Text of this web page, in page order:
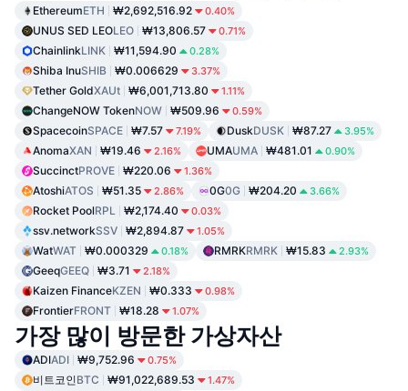
EthereumETH ₩2,692,516.92 0.40%
UNUS SED LEOLEO ₩13,806.57 0.71%
ChainlinkLINK ₩11,594.90 0.28%
Shiba InuSHIB ₩0.006629 3.37%
Tether GoldXAUt ₩6,001,713.80 1.11%
ChangeNOW TokenNOW ₩509.96 0.59%
SpacecoinSPACE ₩7.57 7.19% DuskDUSK ₩87.27 3.95%
AnomaXAN ₩19.46 2.16% UMAUMA ₩481.01 0.90%
SuccinctPROVE ₩220.06 1.36%
AtoshiATOS ₩51.35 2.86% 0G0G ₩204.20 3.66%
Rocket PoolRPL ₩2,174.40 0.03%
ssv.networkSSV ₩2,894.87 1.05%
WatWAT ₩0.000329 0.18% RMRKRMRK ₩15.83 2.93%
GeeqGEEQ ₩3.71 2.18%
Kaizen FinanceKZEN ₩0.333 0.98%
FrontierFRONT ₩18.28 1.07%
가장 많이 방문한 가상자산
ADIADI ₩9,752.96 0.75%
비트코인BTC ₩91,022,689.53 1.47%